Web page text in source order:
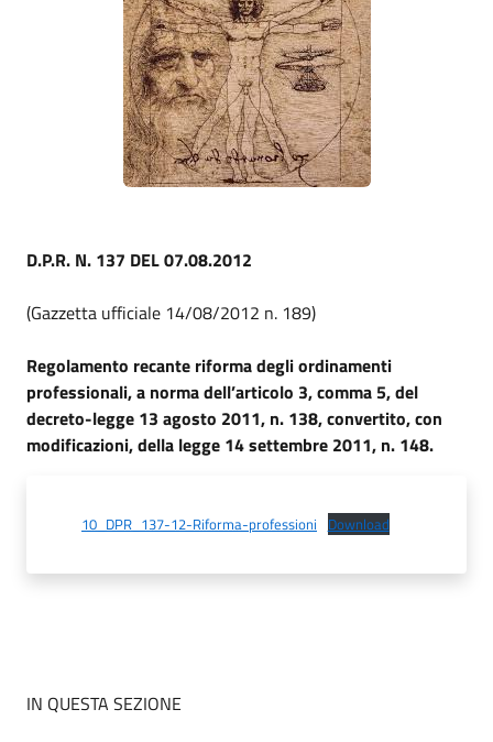
D.P.R. N. 137 DEL 07.08.2012
(Gazzetta ufficiale 14/08/2012 n. 189)
Regolamento recante riforma degli ordinamenti
professionali, a norma dell’articolo 3, comma 5, del
decreto-legge 13 agosto 2011, n. 138, convertito, con
modificazioni, della legge 14 settembre 2011, n. 148.
10_DPR_137-12-Riforma-professioni Download
IN QUESTA SEZIONE